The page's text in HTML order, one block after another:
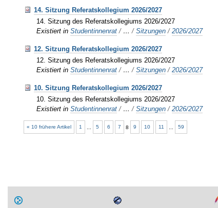
14. Sitzung Referatskollegium 2026/2027
14. Sitzung des Referatskollegiums 2026/2027
Existiert in Studentinnenrat / …/Sitzungen /2026/2027
12. Sitzung Referatskollegium 2026/2027
12. Sitzung des Referatskollegiums 2026/2027
Existiert in Studentinnenrat / …/Sitzungen /2026/2027
10. Sitzung Referatskollegium 2026/2027
10. Sitzung des Referatskollegiums 2026/2027
Existiert in Studentinnenrat / …/Sitzungen /2026/2027
« 10 frühere Artikel 1 5 6 7 8 9 10 11 59